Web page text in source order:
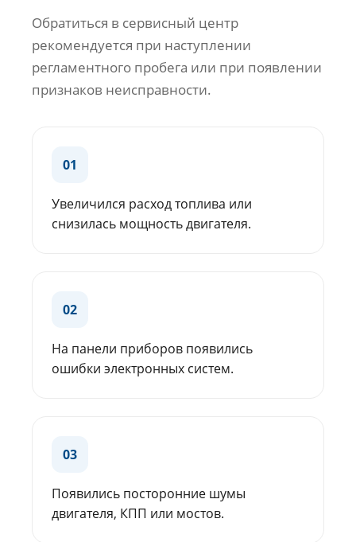
Обратиться в сервисный центр
рекомендуется при наступлении
регламентного пробега или при появлении
признаков неисправности.
01
Увеличился расход топлива или
снизилась мощность двигателя.
02
На панели приборов появились
ошибки электронных систем.
03
Появились посторонние шумы
двигателя, КПП или мостов.